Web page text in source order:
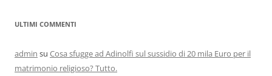
ULTIMI COMMENTI
admin su Cosa sfugge ad Adinolfi sul sussidio di 20 mila Euro per il
matrimonio religioso? Tutto.